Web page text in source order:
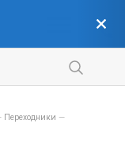
Переходники —